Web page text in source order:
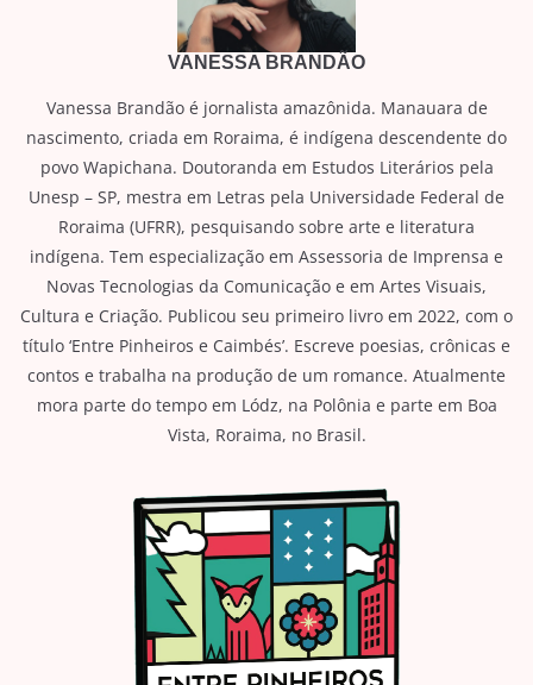
VANESSA BRANDÃO
Vanessa Brandão é jornalista amazônida. Manauara de
nascimento, criada em Roraima, é indígena descendente do
povo Wapichana. Doutoranda em Estudos Literários pela
Unesp – SP, mestra em Letras pela Universidade Federal de
Roraima (UFRR), pesquisando sobre arte e literatura
indígena. Tem especialização em Assessoria de Imprensa e
Novas Tecnologias da Comunicação e em Artes Visuais,
Cultura e Criação. Publicou seu primeiro livro em 2022, com o
título ‘Entre Pinheiros e Caimbés’. Escreve poesias, crônicas e
contos e trabalha na produção de um romance. Atualmente
mora parte do tempo em Lódz, na Polônia e parte em Boa
Vista, Roraima, no Brasil.